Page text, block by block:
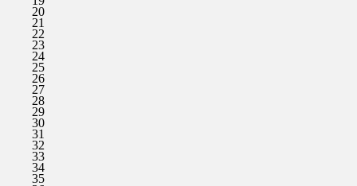
20
21
22
23
24
25
26
27
28
29
30
31
32
33
34
35